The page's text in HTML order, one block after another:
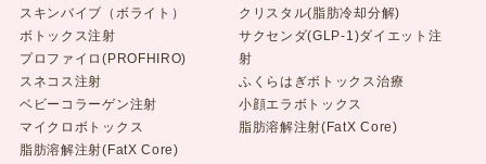
スキンバイブ（ボライト）
ボトックス注射
プロファイロ(PROFHIRO)
スネコス注射
ベビーコラーゲン注射
マイクロボトックス
脂肪溶解注射(FatX Core)
クリスタル(脂肪冷却分解)
サクセンダ(GLP-1)ダイエット注
射
ふくらはぎボトックス治療
小顔エラボトックス
脂肪溶解注射(FatX Core)